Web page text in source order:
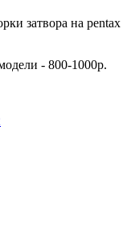
затвора на pentax
- 800-1000р.